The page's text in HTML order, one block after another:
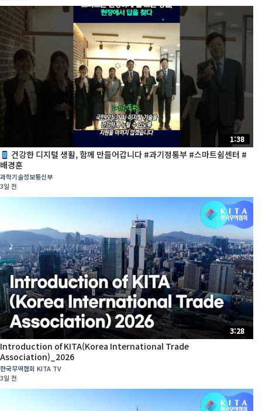
1:38
건강한 디지털 생활, 함께 만들어갑니다 #과기정통부 #스마트쉼센터 #
배경훈
과학기술정보통신부
3일 전
3:28
Introduction of KITA(Korea International Trade
Association)_2026
한국무역협회 KITA TV
3일 전